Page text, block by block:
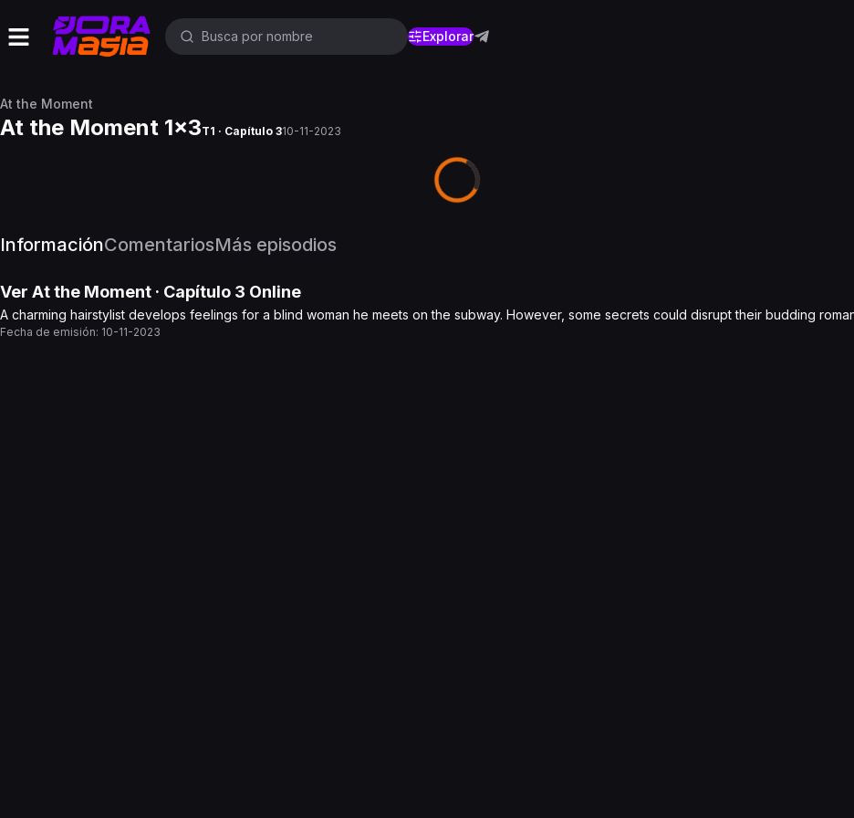
Explorar
At the Moment
At the Moment 1x3T1 · Capítulo 310-11-2023
InformaciónComentariosMás episodios
Ver At the Moment · Capítulo 3 Online
A charming hairstylist develops feelings for a blind woman he meets on the subway. However, some secrets could disrupt their budding
Fecha de emisión: 10-11-2023